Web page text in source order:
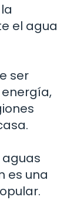
el agua
ser
es una